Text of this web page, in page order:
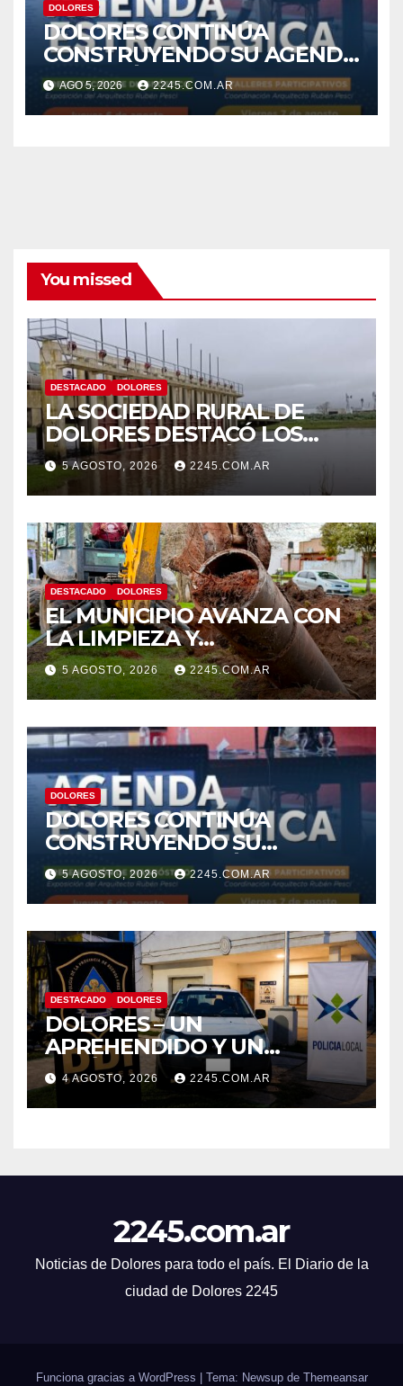
DOLORES
DOLORES CONTINÚA
CONSTRUYENDO SU AGENDA
ESTRATÉGICA CON NUEVAS
JORNADAS PARTICIPATIVAS
AGO 5, 2026 2245.COM.AR
You missed
DESTACADO DOLORES
LA SOCIEDAD RURAL DE
DOLORES DESTACÓ LOS
TRABAJOS HIDRÁULICOS
REALIZADOS EN EL CANAL 1
5 AGOSTO, 2026 2245.COM.AR
DESTACADO DOLORES
EL MUNICIPIO AVANZA CON
LA LIMPIEZA Y
MANTENIMIENTO DE
DESAGÜES
5 AGOSTO, 2026 2245.COM.AR
DOLORES
DOLORES CONTINÚA
CONSTRUYENDO SU
AGENDA ESTRATÉGICA CON
NUEVAS JORNADAS
PARTICIPATIVAS
5 AGOSTO, 2026 2245.COM.AR
DESTACADO DOLORES
DOLORES – UN
APREHENDIDO Y UN
VEHÍCULO SECUESTRADO
TRAS DISPAROS Y
AMENAZAS
4 AGOSTO, 2026 2245.COM.AR
2245.com.ar
Noticias de Dolores para todo el país. El Diario de la
ciudad de Dolores 2245
Funciona gracias a WordPress | Tema: Newsup de Themeansar